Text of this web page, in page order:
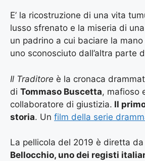
E’ la ricostruzione di una vita
lusso sfrenato e la miseria di una
un padrino a cui baciare la
uno sconosciuto dall’altra parte
Il Traditore è la cronaca
di Tommaso Buscetta, mafioso
collaboratore di giustizia. Il
storia. Un film della serie
La pellicola del 2019 è diretta da
Bellocchio, uno dei registi